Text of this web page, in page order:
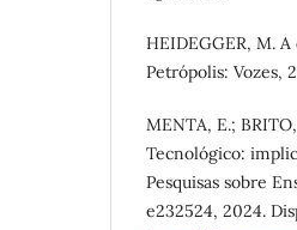
HEIDEGGER, M.
Petrópolis: Vozes,
MENTA, E.;
Tecnológico:
Pesquisas sobre
e232524, 2024.